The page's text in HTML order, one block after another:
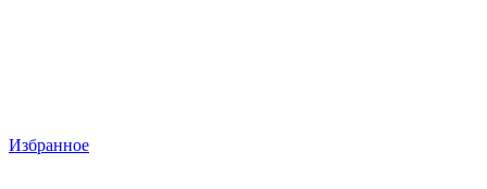
Избранное